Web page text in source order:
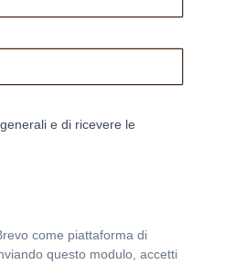
e di ricevere le
come piattaforma di
questo modulo, accetti